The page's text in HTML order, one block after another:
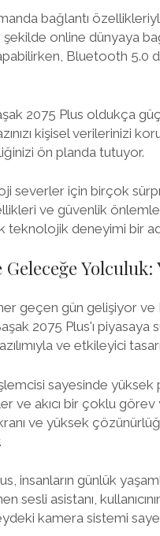
bağlantı
şekilde online dünyaya
Bluetooth
2075 Plus oldukça
kişisel verilerinizi
ön planda tutuyor.
severler için birçok
ve güvenlik
teknolojik deneyimi bir
Geleceğe
geçen gün gelişiyor ve
2075 Plus'ı
ve etkileyici
sayesinde yüksek
ve akıcı bir çoklu
ve yüksek
insanların günlük
sesli asistanı,
kamera sistemi